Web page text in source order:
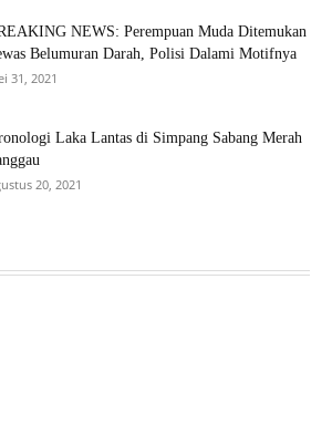
NEWS: Perempuan Muda Ditemukan
Belumuran Darah, Polisi Dalami Motifnya
31, 2021
Laka Lantas di Simpang Sabang Merah
20, 2021